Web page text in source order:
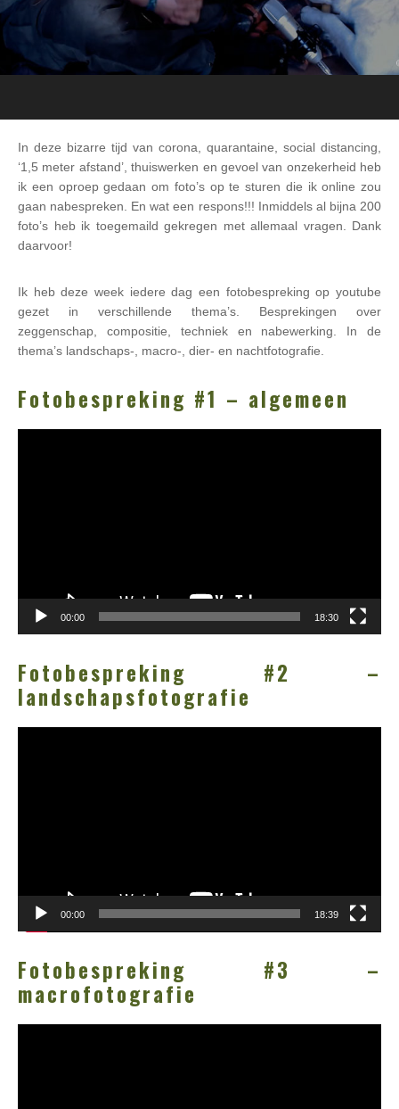
In deze bizarre tijd van corona, quarantaine, social distancing,
‘1,5 meter afstand’, thuiswerken en gevoel van onzekerheid heb
ik een oproep gedaan om foto’s op te sturen die ik online zou
gaan nabespreken. En wat een respons!!! Inmiddels al bijna 200
foto’s heb ik toegemaild gekregen met allemaal vragen. Dank
daarvoor!
Ik heb deze week iedere dag een fotobespreking op youtube
gezet in verschillende thema’s. Besprekingen over
zeggenschap, compositie, techniek en nabewerking. In de
thema’s landschaps-, macro-, dier- en nachtfotografie.
Fotobespreking #1 – algemeen
00:00 18:30
Fotobespreking #2 –
landschapsfotografie
00:00 18:39
Fotobespreking #3 –
macrofotografie